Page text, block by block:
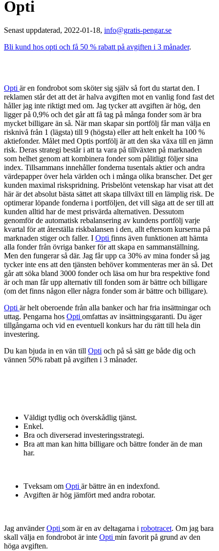
Opti
Senast uppdaterad, 2022-01-18, info@gratis-pengar.se
Bli kund hos opti och få 50 % rabatt på avgiften i 3 månader.
Opti är en fondrobot som sköter sig själv så fort du startat den. I
reklamen står det att det är halva avgiften mot en vanlig fond fast det
håller jag inte riktigt med om. Jag tycker att avgiften är hög, den
ligger på 0,9% och det går att få tag på många fonder som är bra
mycket billigare än så. När man skapar sin portfölj får man välja en
risknivå från 1 (lägsta) till 9 (högsta) eller att helt enkelt ha 100 %
aktiefonder. Målet med Optis portfölj är att den ska växa till en jämn
risk. Deras strategi består i att ta vara på tillväxten på marknaden
som helhet genom att kombinera fonder som pålitligt följer sina
index. Tillsammans innehåller fonderna tusentals aktier och andra
värdepapper över hela världen och i många olika branscher. Det ger
kunden maximal riskspridning. Prisbelönt vetenskap har visat att det
här är det absolut bästa sättet att skapa tillväxt till en lämplig risk. De
optimerar löpande fonderna i portföljen, det vill säga att de ser till att
kunden alltid har de mest prisvärda alternativen. Dessutom
genomför de automatisk rebalansering av kundens portfölj varje
kvartal för att återställa riskbalansen i den, allt eftersom kurserna på
marknaden stiger och faller. I Opti finns även funktionen att hämta
alla fonder från övriga banker för att skapa en sammanställning.
Men den fungerar så där. Jag får upp ca 30% av mina fonder så jag
tycker inte ens att den tjänsten behöver kommenteras mer än så. Det
går att söka bland 3000 fonder och läsa om hur bra respektive fond
är och man får upp alternativ till fonden som är bättre och billigare
(om det finns någon eller några fonder som är bättre och billigare).
Opti är helt oberoende från alla banker och har fria insättningar och
uttag. Pengarna hos Opti omfattas av insättningsgaranti. Du äger
tillgångarna och vid en eventuell konkurs har du rätt till hela din
investering.
Du kan bjuda in en vän till Opti och på så sätt ge både dig och
vännen 50% rabatt på avgiften i 3 månader.
Väldigt tydlig och överskådlig tjänst.
Enkel.
Bra och diverserad investeringsstrategi.
Bra att man kan hitta billigare och bättre fonder än de man
har.
Tveksam om Opti är bättre än en indexfond.
Avgiften är hög jämfört med andra robotar.
Jag använderOpti som är en av deltagarna i robotracet. Om jag bara
skall välja en fondrobot är inte Opti min favorit på grund av den
höga avgiften.